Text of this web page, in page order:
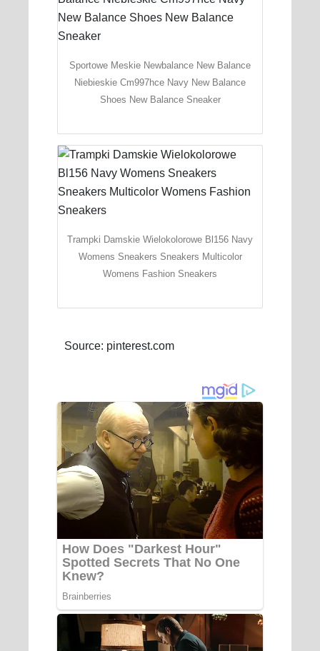
Sportowe Meskie Newbalance New Balance
Niebieskie Cm997hce Navy New Balance
Shoes New Balance Sneaker
Trampki Damskie Wielokolorowe Bl156 Navy
Womens Sneakers Sneakers Multicolor
Womens Fashion Sneakers
Source: pinterest.com